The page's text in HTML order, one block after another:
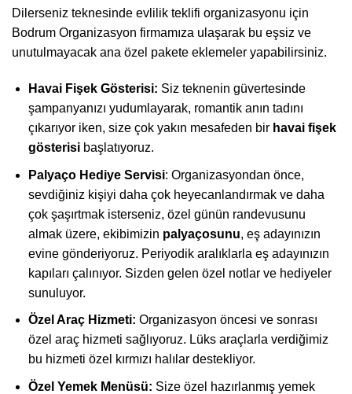
Dilerseniz teknesinde evlilik teklifi organizasyonu için
Bodrum Organizasyon firmamıza ulaşarak bu eşsiz ve
unutulmayacak ana özel pakete eklemeler yapabilirsiniz.
Havai Fişek Gösterisi: Siz teknenin güvertesinde
şampanyanızı yudumlayarak, romantik anın tadını
çıkarıyor iken, size çok yakın mesafeden bir havai fişek
gösterisi başlatıyoruz.
Palyaço Hediye Servisi: Organizasyondan önce,
sevdiğiniz kişiyi daha çok heyecanlandırmak ve daha
çok şaşırtmak isterseniz, özel günün randevusunu
almak üzere, ekibimizin palyaçosunu, eş adayınızın
evine gönderiyoruz. Periyodik aralıklarla eş adayınızın
kapıları çalınıyor. Sizden gelen özel notlar ve hediyeler
sunuluyor.
Özel Araç Hizmeti: Organizasyon öncesi ve sonrası
özel araç hizmeti sağlıyoruz. Lüks araçlarla verdiğimiz
bu hizmeti özel kırmızı halılar destekliyor.
Özel Yemek Menüsü: Size özel hazırlanmış yemek